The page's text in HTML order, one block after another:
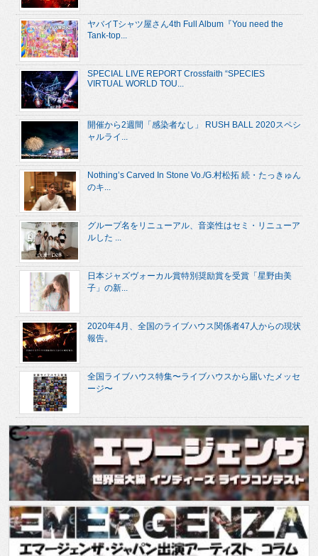
ヤバイTシャツ屋さん4th Full Album『You need the
Tank-top...
SPECIAL LIVE REPORT Crossfaith “SPECIES
VIRTUAL WORLD TOU...
開催から2週間「感染者なし」 RUSH BALL 2020スペシ
ャルライ...
Nothing’s Carved In Stone Vo./G.村松拓 続・たっきゅん
のキ...
グループ名をリニューアル、音楽性はセミ・リニューア
ルした ...
日本ジャズヴォーカル賞特別奨励賞を受賞「星野由美
子」の新...
2020年4月、全国のライブハウス関係者47人からの現状
報告。
全国ライブハウス特集〜ライブハウスから届いたメッセ
ージ〜